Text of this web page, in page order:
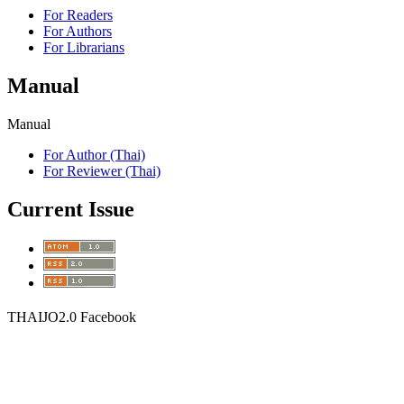
For Readers
For Authors
For Librarians
Manual
Manual
For Author (Thai)
For Reviewer (Thai)
Current Issue
THAIJO2.0 Facebook